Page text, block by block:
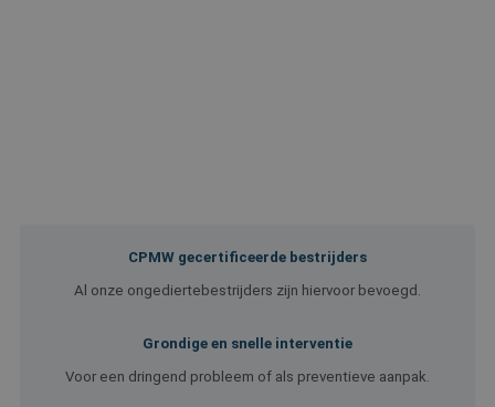
CPMW gecertificeerde bestrijders
Al onze ongediertebestrijders zijn hiervoor bevoegd.
Grondige en snelle interventie
Voor een dringend probleem of als preventieve aanpak.